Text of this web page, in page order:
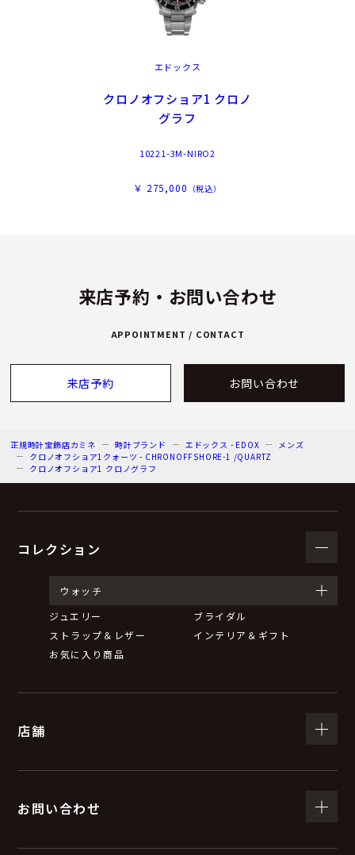
エドックス
クロノオフショア1 クロノ
グラフ
10221-3M-NIRO2
￥ 275,000 （税込）
来店予約・お問い合わせ
APPOINTMENT / CONTACT
来店予約 お問い合わせ
正規時計宝飾店カミネ 時計ブランド エドックス - EDOX
メンズ
クロノオフショア1クォーツ - CHRONOFFSHORE-1 /QUARTZ
クロノオフショア1 クロノグラフ
コレクション
ウォッチ
ジュエリー
ブライダル
ストラップ＆レザー
インテリア＆ギフト
お気に入り商品
店舗
お問い合わせ